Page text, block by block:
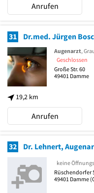
Anrufen
31 Dr.med. Jürgen
19,2 km
Augenarzt,
Geschlossen
Große Str. 60
49401 Damme
Anrufen
32 Dr. Lehnert,
keine
Rüschendorfer
49401 Damme